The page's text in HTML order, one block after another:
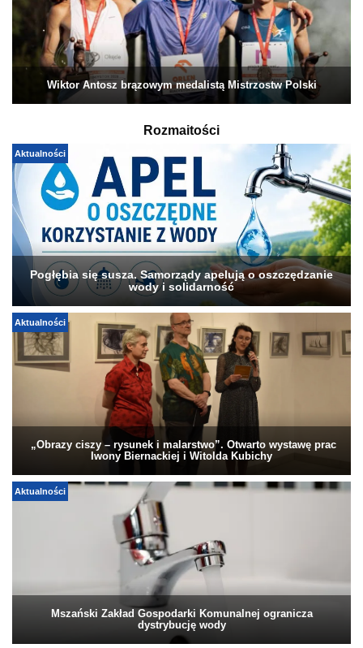
Wiktor Antosz brązowym medalistą Mistrzostw Polski
Rozmaitości
Aktualności
Pogłębia się susza. Samorządy apelują o oszczędzanie
wody i solidarność
Aktualności
„Obrazy ciszy – rysunek i malarstwo”. Otwarto wystawę prac
Iwony Biernackiej i Witolda Kubichy
Aktualności
Mszański Zakład Gospodarki Komunalnej ogranicza
dystrybucję wody